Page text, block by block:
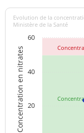
Concentration en nitrates
Evolution de la
Ministère de la Santé
20
40
60